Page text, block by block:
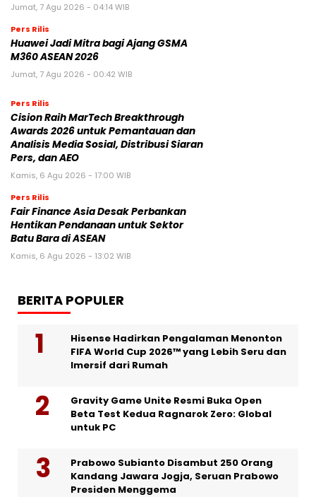
Jumat, 7 Agu 2026 - 04:14 WIB
Pers Rilis
Huawei Jadi Mitra bagi Ajang GSMA
M360 ASEAN 2026
Jumat, 7 Agu 2026 - 00:42 WIB
Pers Rilis
Cision Raih MarTech Breakthrough
Awards 2026 untuk Pemantauan dan
Analisis Media Sosial, Distribusi Siaran
Pers, dan AEO
Kamis, 6 Agu 2026 - 17:00 WIB
Pers Rilis
Fair Finance Asia Desak Perbankan
Hentikan Pendanaan untuk Sektor
Batu Bara di ASEAN
Kamis, 6 Agu 2026 - 13:02 WIB
BERITA POPULER
Hisense Hadirkan Pengalaman Menonton
FIFA World Cup 2026™ yang Lebih Seru dan
Imersif dari Rumah
Gravity Game Unite Resmi Buka Open
Beta Test Kedua Ragnarok Zero: Global
untuk PC
Prabowo Subianto Disambut 250 Orang
Kandang Jawara Jogja, Seruan Prabowo
Presiden Menggema